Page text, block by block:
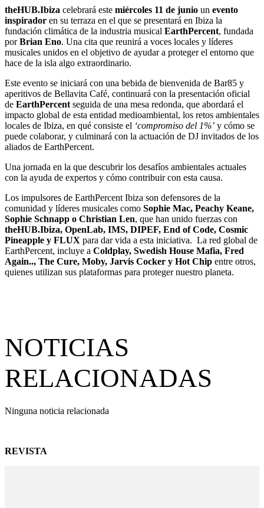
theHUB.Ibiza celebrará este miércoles 11 de junio un evento
inspirador en su terraza en el que se presentará en Ibiza la
fundación climática de la industria musical EarthPercent, fundada
porBrian Eno. Una cita que reunirá a voces locales y líderes
musicales unidos en el objetivo de ayudar a proteger el entorno que
hace de la isla algo extraordinario.
Este evento se iniciará con una bebida de bienvenida de Bar85 y
aperitivos de Bellavita Café, continuará con la presentación oficial
de EarthPercent seguida de una mesa redonda, que abordará el
impacto global de esta entidad medioambiental, los retos ambientales
locales de Ibiza, en qué consiste el ‘compromiso del 1%’ y cómo se
puede colaborar, y culminará con la actuación de DJ invitados de los
aliados de EarthPercent.
Una jornada en la que descubrir los desafíos ambientales actuales
con la ayuda de expertos y cómo contribuir con esta causa.
Los impulsores de EarthPercent Ibiza son defensores de la
comunidad y líderes musicales como Sophie Mac, Peachy Keane,
Sophie Schnapp o Christian Len, que han unido fuerzas con
theHUB.Ibiza, OpenLab, IMS, DIPEF, End of Code, Cosmic
Pineapple y FLUX para dar vida a esta iniciativa. La red global de
EarthPercent, incluye a Coldplay, Swedish House Mafia, Fred
Again.., The Cure, Moby, Jarvis Cocker y Hot Chip entre otros,
quienes utilizan sus plataformas para proteger nuestro planeta.
NOTICIAS
RELACIONADAS
Ninguna noticia relacionada
REVISTA